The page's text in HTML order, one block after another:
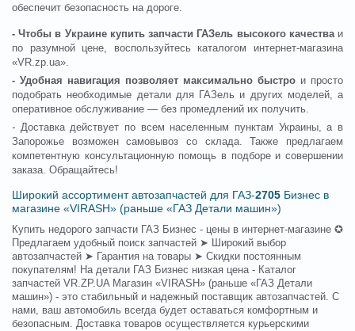
обеспечит безопасность на дороге.
- Чтобы в Украине купить запчасти ГАЗель высокого качестваи
по разумной цене, воспользуйтесь каталогом интернет-магазина
«VR.zp.ua».
- Удобная навигация позволяет максимально быстро и просто
подобрать необходимые детали для ГАЗель и других моделей, а
оперативное обслуживание — без промедлений их получить.
- Доставка действует по всем населенным пунктам Украины, а в
Запорожье возможен самовывоз со склада. Также предлагаем
компетентную консультационную помощь в подборе и совершении
заказа. Обращайтесь!
Широкий ассортимент автозапчастей для ГАЗ-2705 Бизнес в
магазине «VIRASH» (раньше «ГАЗ Детали машин»)
Купить недорого запчасти ГАЗ Бизнес - цены в интернет-магазине ✪
Предлагаем удобный поиск запчастей ➤ Широкий выбор
автозапчастей ➤ Гарантия на товары ➤ Скидки постоянным
покупателям! На детали ГАЗ Бизнес низкая цена - Каталог
запчастей VR.ZP.UA Магазин «VIRASH» (раньше «ГАЗ Детали
машин») - это стабильный и надежный поставщик автозапчастей. С
нами, ваш автомобиль всегда будет оставаться комфортным и
безопасным. Доставка товаров осуществляется курьерскими